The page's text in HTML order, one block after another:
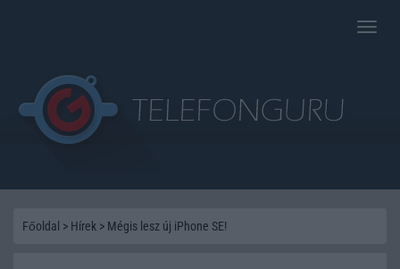
Toggle
Főoldal > Hírek > Mégis lesz új iPhone SE!